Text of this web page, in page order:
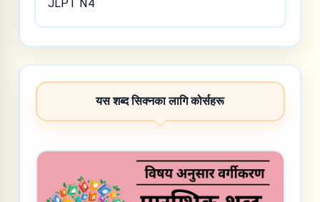
JLPT N4
यस शब्द सिक्नका लागि कोर्सहरू